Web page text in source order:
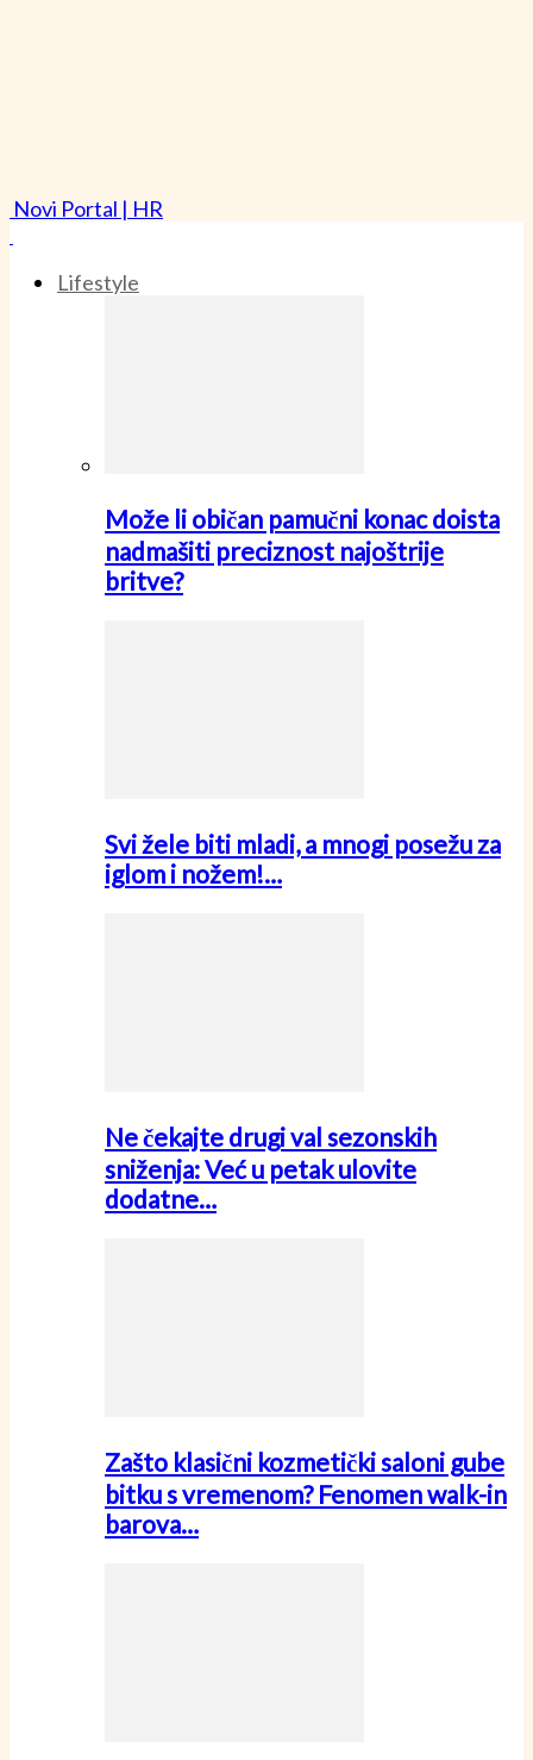
Novi Portal | HR
Lifestyle
Može li običan pamučni konac doista
nadmašiti preciznost najoštrije
britve?
Svi žele biti mladi, a mnogi posežu za
iglom i nožem!…
Ne čekajte drugi val sezonskih
sniženja: Već u petak ulovite
dodatne…
Zašto klasični kozmetički saloni gube
bitku s vremenom? Fenomen walk-in
barova…